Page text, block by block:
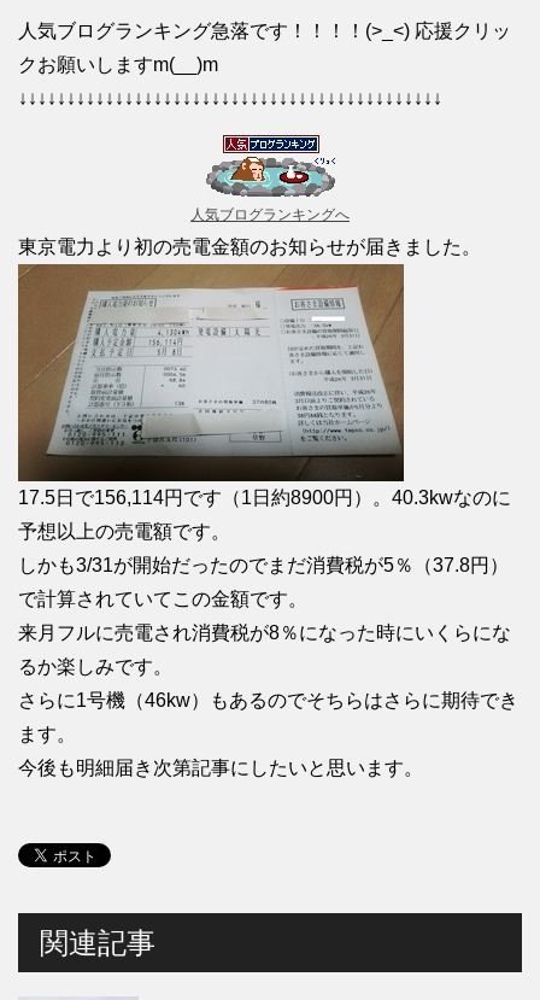
人気ブログランキング急落です！！！！(>_<) 応援クリッ
クお願いしますm(__)m
↓↓↓↓↓↓↓↓↓↓↓↓↓↓↓↓↓↓↓↓↓↓↓↓↓↓↓↓↓↓↓↓↓↓↓↓↓↓↓↓↓↓↓↓
人気ブログランキングへ
東京電力より初の売電金額のお知らせが届きました。
17.5日で156,114円です（1日約8900円）。40.3kwなのに
予想以上の売電額です。
しかも3/31が開始だったのでまだ消費税が5％（37.8円）
で計算されていてこの金額です。
来月フルに売電され消費税が8％になった時にいくらにな
るか楽しみです。
さらに1号機（46kw）もあるのでそちらはさらに期待でき
ます。
今後も明細届き次第記事にしたいと思います。
関連記事